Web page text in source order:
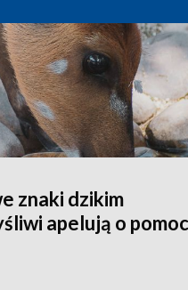
znaki dzikim
apelują o pomoc